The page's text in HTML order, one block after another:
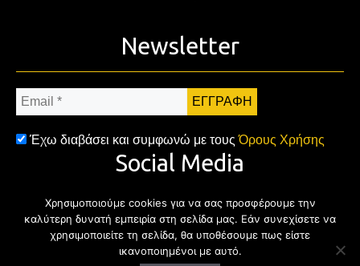
Newsletter
Email
*
Έχω διαβάσει και συμφωνώ με τουςΌρους Χρήσης
Social Media
FacebookTwitter Instagram
Χρησιμοποιούμε cookies για να σας προσφέρουμε την
καλύτερη δυνατή εμπειρία στη σελίδα μας. Εάν συνεχίσετε να
χρησιμοποιείτε τη σελίδα, θα υποθέσουμε πως είστε
ικανοποιημένοι με αυτό.